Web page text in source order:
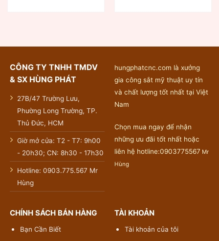
CÔNG TY TNHH TMDV
& SX HÙNG PHÁT
27B/47 Trường Lưu,
Phường Long Trường, TP.
Thủ Đức, HCM
Giờ mở cửa: T2 - T7: 9h00
- 20h30; CN: 8h30 - 17h30
Hotline: 0903.775.567 Mr
Hùng
hungphatcnc.com là xưởng
gia công sắt mỹ thuật uy tín
và chất lượng tốt nhất tại Việt
Nam
Chọn mua ngay để nhận
những ưu đãi tốt nhất hoặc
liên hệ hotline:0903775567 Mr
Hùng
CHÍNH SÁCH BÁN HÀNG
Bạn Cần Biết
TÀI KHOẢN
Tài khoản của tôi